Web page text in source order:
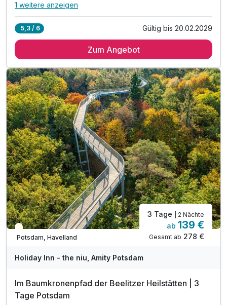
Alle Inklusivleistungen
2 x reichhaltiges Frühstück vom Buffet
WLAN-Nutzung
1 x Begrüßungsgetränk
1 weitere anzeigen
5,3 / 6 Gültig bis 20.02.2029
Zum Angebot
Teilweise ausgelastet
Potsdam, Havelland
3 Tage | 2 Nächte
ab 139 €
Gesamt ab 278 €
Holiday Inn - the niu, Amity Potsdam
Im Baumkronenpfad der Beelitzer Heilstätten | 3
Tage Potsdam